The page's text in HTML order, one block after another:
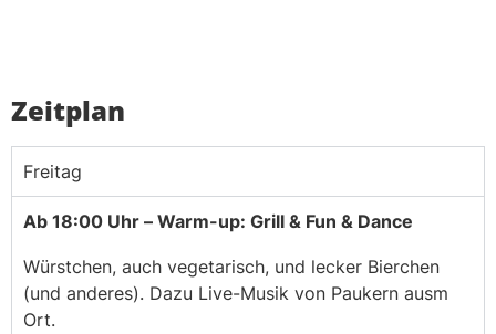
Zeitplan
Freitag
Ab 18:00 Uhr – Warm-up: Grill & Fun & Dance
Würstchen, auch vegetarisch, und lecker Bierchen
(und anderes). Dazu Live-Musik von Paukern ausm
Ort.